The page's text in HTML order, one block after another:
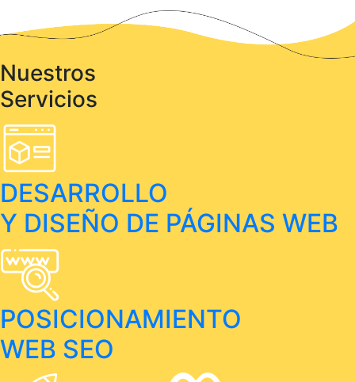
Nuestros
Servicios
DESARROLLO
Y DISEÑO DE PÁGINAS WEB
POSICIONAMIENTO
WEB SEO